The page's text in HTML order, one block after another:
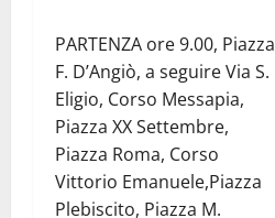
PARTENZA ore 9.00, Piazza
F. D’Angiò, a seguire Via S.
Eligio, Corso Messapia,
Piazza XX Settembre,
Piazza Roma, Corso
Vittorio Emanuele,Piazza
Plebiscito, Piazza M.